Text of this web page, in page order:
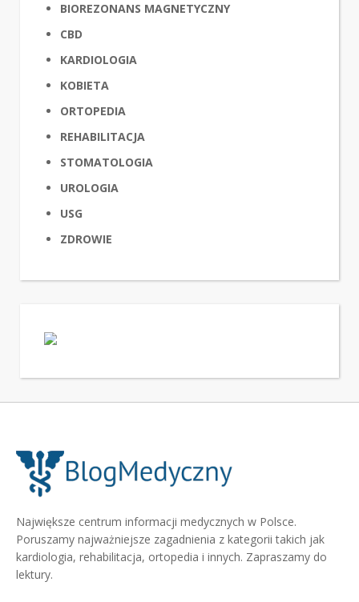
BIOREZONANS MAGNETYCZNY
CBD
KARDIOLOGIA
KOBIETA
ORTOPEDIA
REHABILITACJA
STOMATOLOGIA
UROLOGIA
USG
ZDROWIE
Największe centrum informacji medycznych w Polsce.
Poruszamy najważniejsze zagadnienia z kategorii takich jak
kardiologia, rehabilitacja, ortopedia i innych. Zapraszamy do
lektury.